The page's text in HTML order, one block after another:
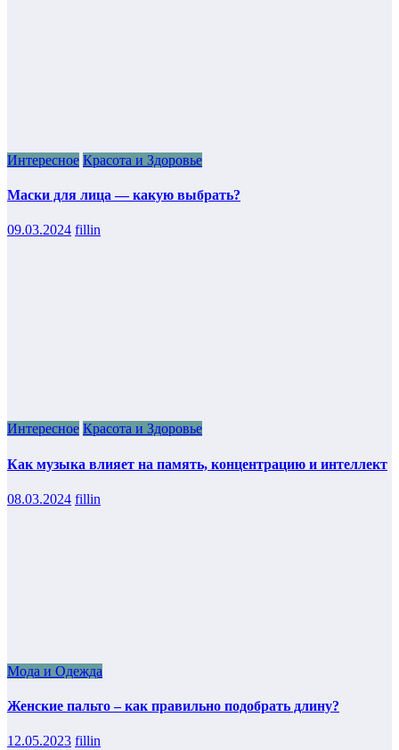
Интересное Красота и Здоровье
Маски для лица — какую выбрать?
09.03.2024 fillin
Интересное Красота и Здоровье
Как музыка влияет на память, концентрацию и интеллект
08.03.2024 fillin
Мода и Одежда
Женские пальто – как правильно подобрать длину?
12.05.2023 fillin